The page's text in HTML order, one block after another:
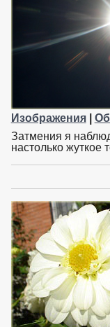
Изображения|
Затмения я
настолько жуткое